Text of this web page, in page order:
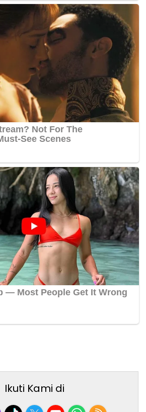
Ikuti Kami di